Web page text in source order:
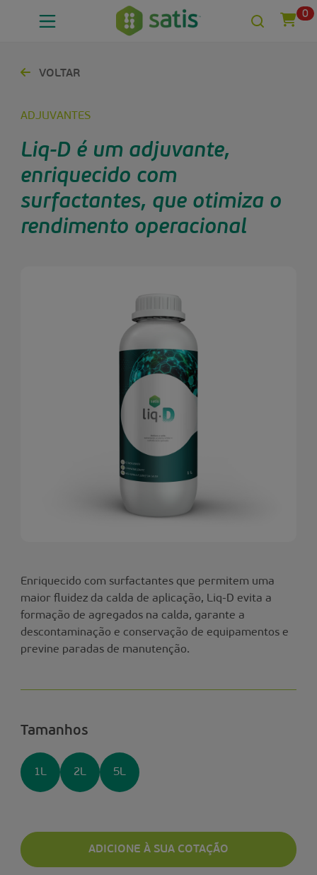
0
VOLTAR
ADJUVANTES
Liq-D é um adjuvante,
enriquecido com
surfactantes, que otimiza o
rendimento operacional
Enriquecido com surfactantes que permitem uma
maior fluidez da calda de aplicação, Liq-D evita a
formação de agregados na calda, garante a
descontaminação e conservação de equipamentos e
previne paradas de manutenção.
Tamanhos
1L 2L 5L
ADICIONE À SUA COTAÇÃO